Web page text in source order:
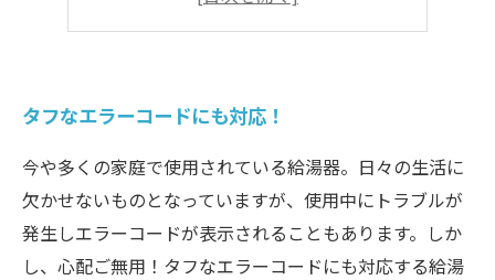
タフなエラーコードにも対応！
今や多くの家庭で使用されている給湯器。日々の生活に
欠かせないものとなっていますが、使用中にトラブルが
発生しエラーコードが表示されることもあります。しか
し、心配ご無用！タフなエラーコードにも対応する給湯